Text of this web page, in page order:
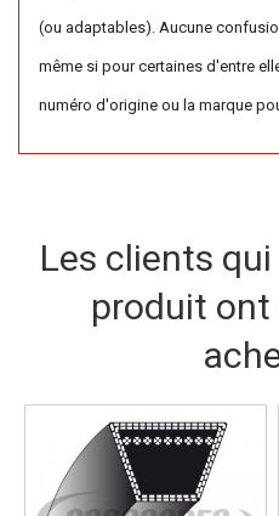
(ou adaptables). Aucune
même si pour certaines d'entre
numéro d'origine ou la marque
Les clients
produit